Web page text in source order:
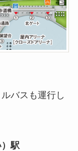
バスも運行し
駅